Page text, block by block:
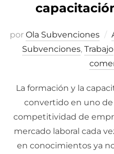
por Ola Subvenciones
Subvenciones, Trabajo
La formación y la
convertido en uno de
competitividad de
mercado laboral cada
en conocimientos ya